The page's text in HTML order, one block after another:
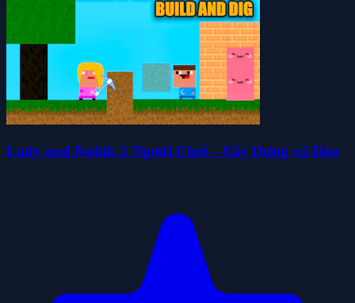
Lady and Nubik 2 Người Chơi - Xây Dựng và Đào